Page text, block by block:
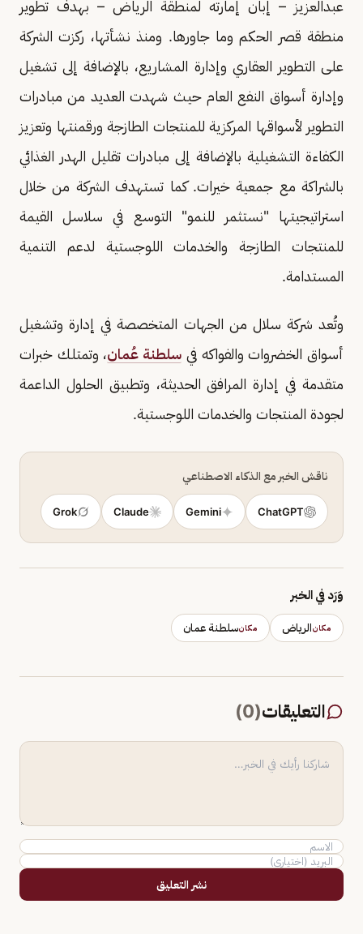
عبدالعزيز – إبان إمارته لمنطقة الرياض – بهدف تطوير
منطقة قصر الحكم وما جاورها. ومنذ نشأتها، ركزت الشركة
على التطوير العقاري وإدارة المشاريع، بالإضافة إلى تشغيل
وإدارة أسواق النفع العام حيث شهدت العديد من مبادرات
التطوير لأسواقها المركزية للمنتجات الطازجة ورقمنتها وتعزيز
الكفاءة التشغيلية بالإضافة إلى مبادرات تقليل الهدر الغذائي
بالشراكة مع جمعية خيرات. كما تستهدف الشركة من خلال
استراتيجيتها "نستثمر للنمو" التوسع في سلاسل القيمة
للمنتجات الطازجة والخدمات اللوجستية لدعم التنمية
المستدامة.
وتُعد شركة سلال من الجهات المتخصصة في إدارة وتشغيل
أسواق الخضروات والفواكه في سلطنة عُمان، وتمتلك خبرات
متقدمة في إدارة المرافق الحديثة، وتطبيق الحلول الداعمة
لجودة المنتجات والخدمات اللوجستية.
ناقش الخبر مع الذكاء الاصطناعي
ChatGPT
Gemini
Claude
Grok
وَرَد في الخبر
مكانالرياض مكانسلطنة عمان
التعليقات(
0
)
نشر التعليق